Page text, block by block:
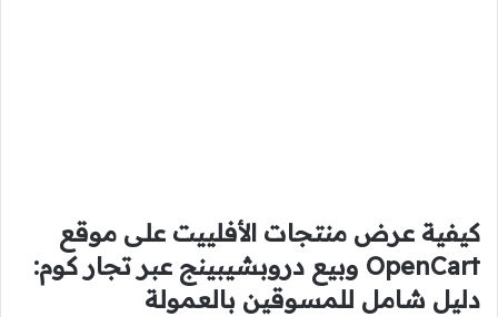
كيفية عرض منتجات الأفلييت على موقع
OpenCart وبيع دروبشيبينج عبر تجار كوم:
دليل شامل للمسوقين بالعمولة